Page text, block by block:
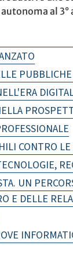
al
CONTRO
UN
E DELLE